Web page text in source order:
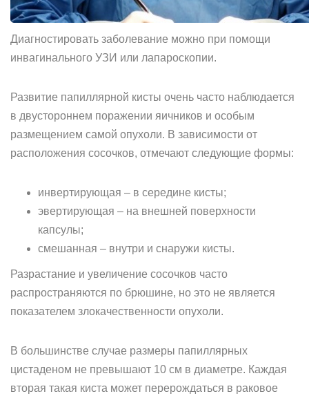
Диагностировать заболевание можно при помощи
инвагинального УЗИ или лапароскопии.
Развитие папиллярной кисты очень часто наблюдается
в двустороннем поражении яичников и особым
размещением самой опухоли. В зависимости от
расположения сосочков, отмечают следующие формы:
инвертирующая – в середине кисты;
эвертирующая – на внешней поверхности
капсулы;
смешанная – внутри и снаружи кисты.
Разрастание и увеличение сосочков часто
распространяются по брюшине, но это не является
показателем злокачественности опухоли.
В большинстве случае размеры папиллярных
цистаденом не превышают 10 см в диаметре. Каждая
вторая такая киста может перерождаться в раковое